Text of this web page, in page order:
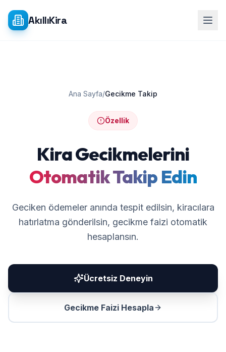
AkıllıKira
Ana Sayfa/Gecikme Takip
Özellik
Kira Gecikmelerini
Otomatik Takip Edin
Geciken ödemeler anında tespit edilsin, kiracılara
hatırlatma gönderilsin, gecikme faizi otomatik
hesaplansın.
Ücretsiz Deneyin
Gecikme Faizi Hesapla